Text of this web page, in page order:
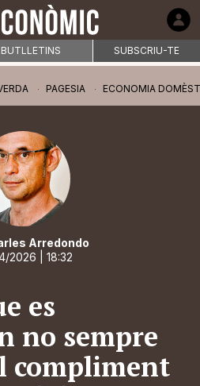
BUTLLETINS SUBSCRIU-TE
PAGESIA ECONOMIA
Arredondo
2026 | 18:32
es
no sempre
compliment